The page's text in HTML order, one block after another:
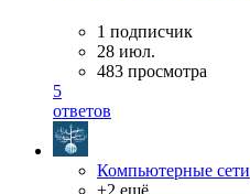
1 подписчик
28 июл.
483 просмотра
5
ответов
Компьютерные сети
+2 ещё